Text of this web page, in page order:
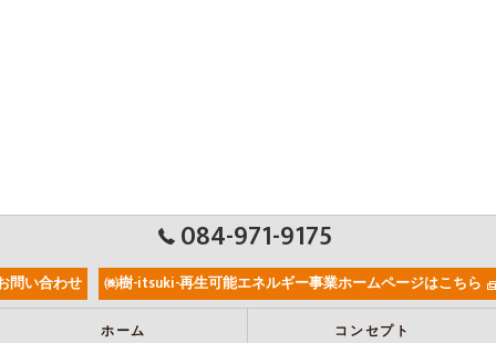
084-971-9175
問い合わせ ㈱樹-itsuki-再生可能エネルギー事業ホームページはこちら
ホーム コンセプト